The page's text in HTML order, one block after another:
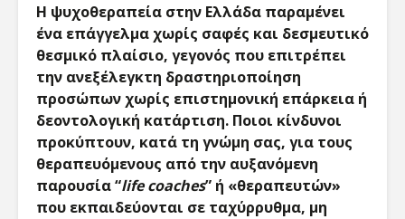
Η ψυχοθεραπεία στην Ελλάδα παραμένει
ένα επάγγελμα χωρίς σαφές και δεσμευτικό
θεσμικό πλαίσιο, γεγονός που επιτρέπει
την ανεξέλεγκτη δραστηριοποίηση
προσώπων χωρίς επιστημονική επάρκεια ή
δεοντολογική κατάρτιση. Ποιοι κίνδυνοι
προκύπτουν, κατά τη γνώμη σας, για τους
θεραπευόμενους από την αυξανόμενη
παρουσία “life coaches” ή «θεραπευτών»
που εκπαιδεύονται σε ταχύρρυθμα, μη